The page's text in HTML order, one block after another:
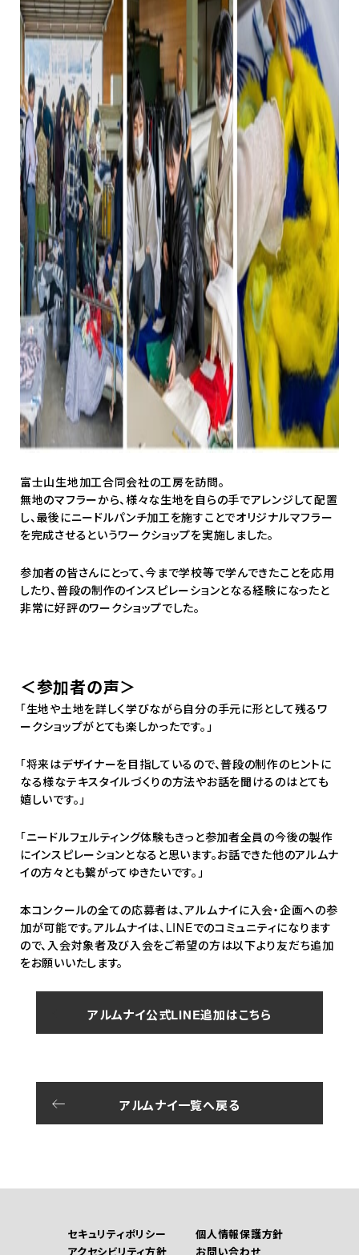
富士山生地加工合同会社の工房を訪問。
無地のマフラーから、様々な生地を自らの手でアレンジして配置
し、最後にニードルパンチ加工を施すことでオリジナルマフラー
を完成させるというワークショップを実施しました。
参加者の皆さんにとって、今まで学校等で学んできたことを応用
したり、普段の制作のインスピレーションとなる経験になったと
非常に好評のワークショップでした。
＜参加者の声＞
「生地や土地を詳しく学びながら自分の手元に形として残るワ
ークショップがとても楽しかったです。」
「将来はデザイナーを目指しているので、普段の制作のヒントに
なる様なテキスタイルづくりの方法やお話を聞けるのはとても
嬉しいです。」
「ニードルフェルティング体験もきっと参加者全員の今後の製作
にインスピレーションとなると思います。お話できた他のアルムナ
イの方々とも繋がってゆきたいです。」
本コンクールの全ての応募者は、アルムナイに入会・企画への参
加が可能です。アルムナイは、LINEでのコミュニティになります
ので、入会対象者及び入会をご希望の方は以下より友だち追加
をお願いいたします。
アルムナイ公式LINE追加はこちら
アルムナイ一覧へ戻る
セキュリティポリシー
個人情報保護方針
アクセシビリティ方針
お問い合わせ